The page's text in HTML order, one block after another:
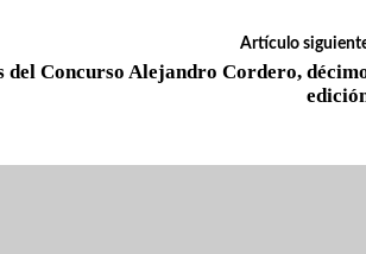
Artículo
del Concurso Alejandro Cordero,